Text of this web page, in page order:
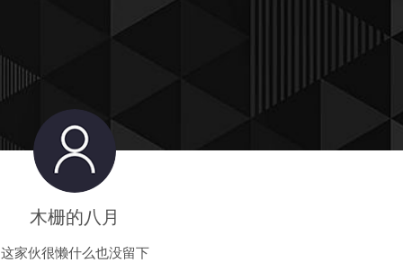
木栅的八月
这家伙很懒什么也没留下